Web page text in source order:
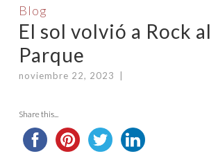
Blog
El sol volvió a Rock al
Parque
noviembre 22, 2023
Share this...